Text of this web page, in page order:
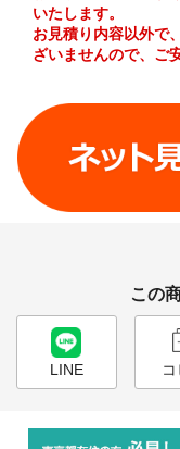
いたします。
お見積り内容以外で
ざいませんので、ご
この
LINE